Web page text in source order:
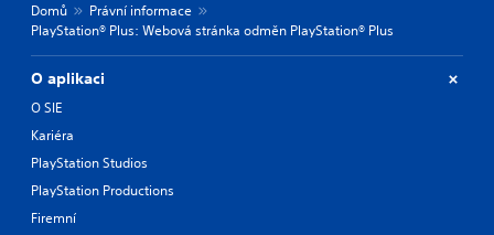
Domů
Právní informace
PlayStation® Plus: Webová stránka odměn PlayStation® Plus
O aplikaci
O SIE
Kariéra
PlayStation Studios
PlayStation Productions
Firemní